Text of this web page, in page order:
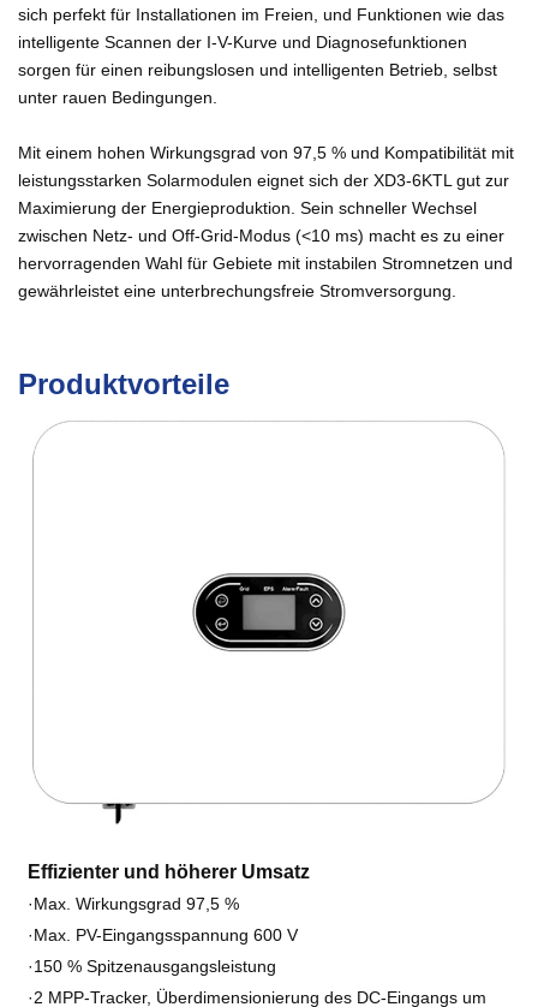
sich perfekt für Installationen im Freien, und Funktionen wie das
intelligente Scannen der I-V-Kurve und Diagnosefunktionen
sorgen für einen reibungslosen und intelligenten Betrieb, selbst
unter rauen Bedingungen.
Mit einem hohen Wirkungsgrad von 97,5 % und Kompatibilität mit
leistungsstarken Solarmodulen eignet sich der XD3-6KTL gut zur
Maximierung der Energieproduktion. Sein schneller Wechsel
zwischen Netz- und Off-Grid-Modus (<10 ms) macht es zu einer
hervorragenden Wahl für Gebiete mit instabilen Stromnetzen und
gewährleistet eine unterbrechungsfreie Stromversorgung.
Produktvorteile
Effizienter und höherer Umsatz
·Max. Wirkungsgrad 97,5 %
·Max. PV-Eingangsspannung 600 V
·150 % Spitzenausgangsleistung
·2 MPP-Tracker, Überdimensionierung des DC-Eingangs um